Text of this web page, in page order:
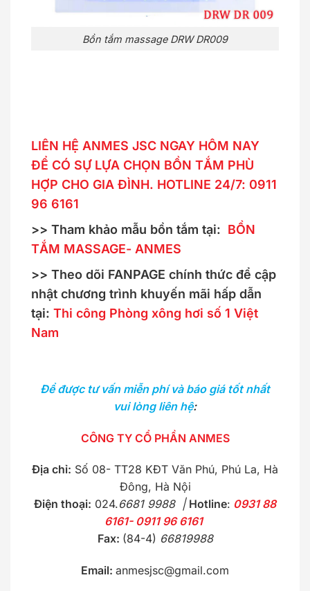
Bồn tắm massage DRW DR009
LIÊN HỆ ANMES JSC NGAY HÔM NAY
ĐỂ CÓ SỰ LỰA CHỌN BỒN TẮM PHÙ
HỢP CHO GIA ĐÌNH. HOTLINE 24/7: 0911
96 6161
>> Tham khảo mẫu bồn tắm tại: BỒN
TẮM MASSAGE- ANMES
>> Theo dõi FANPAGE chính thức để cập
nhật chương trình khuyến mãi hấp dẫn
tại: Thi công Phòng xông hơi số 1 Việt
Nam
Để được tư vấn miễn phí và báo giá tốt nhất
vui lòng liên hệ:
CÔNG TY CỔ PHẦN ANMES
Địa chỉ: Số 08- TT28 KĐT Văn Phú, Phú La, Hà
Đông, Hà Nội
Điện thoại: 024.6681 9988 | Hotline: 0931 88
6161- 0911 96 6161
Fax: (84-4) 66819988
Email: anmesjsc@gmail.com